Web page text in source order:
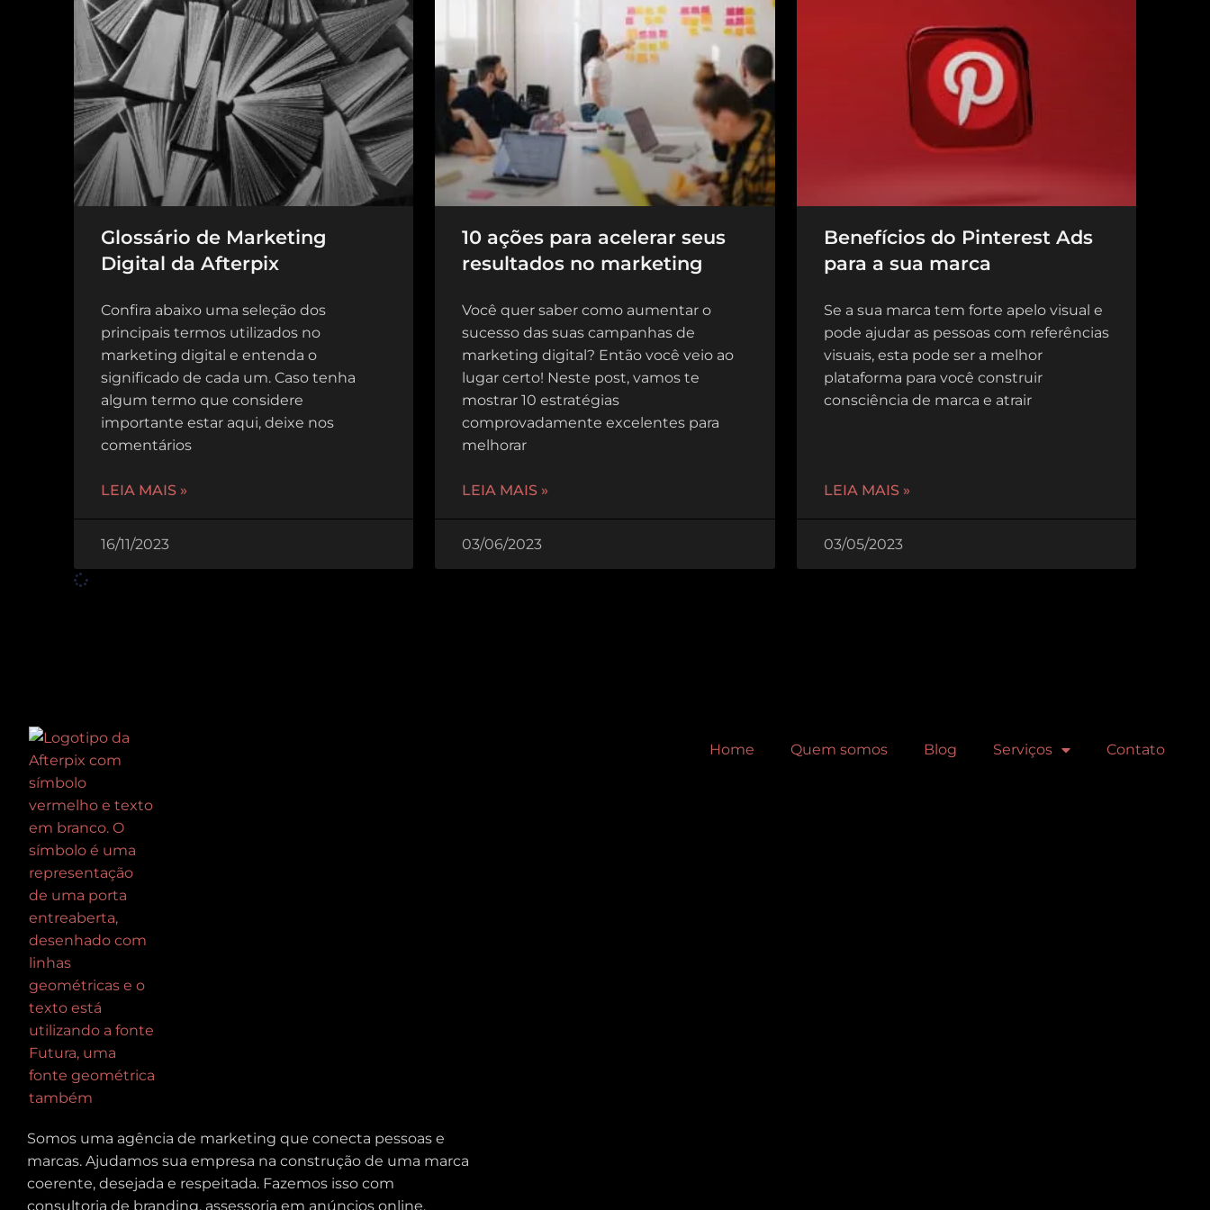
Glossário de Marketing
Digital da Afterpix
Confira abaixo uma seleção dos
principais termos utilizados no
marketing digital e entenda o
significado de cada um. Caso tenha
algum termo que considere
importante estar aqui, deixe nos
comentários
LEIA MAIS »
16/11/2023
10 ações para acelerar seus
resultados no marketing
Você quer saber como aumentar o
sucesso das suas campanhas de
marketing digital? Então você veio ao
lugar certo! Neste post, vamos te
mostrar 10 estratégias
comprovadamente excelentes para
melhorar
LEIA MAIS »
03/06/2023
Benefícios do Pinterest Ads
para a sua marca
Se a sua marca tem forte apelo visual e
pode ajudar as pessoas com referências
visuais, esta pode ser a melhor
plataforma para você construir
consciência de marca e atrair
LEIA MAIS »
03/05/2023
Somos uma agência de marketing que conecta pessoas e
marcas. Ajudamos sua empresa na construção de uma marca
coerente, desejada e respeitada. Fazemos isso com
consultoria de branding, assessoria em anúncios online,
Home Quem somos Blog Serviços Contato